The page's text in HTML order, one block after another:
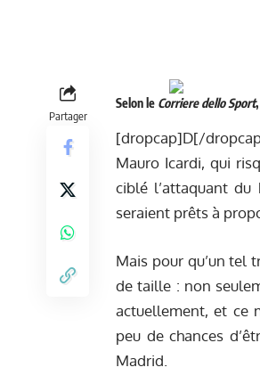
Partager
Selon le Corriere dello Sport
[dropcap]D[/
Mauro Icardi, qui
ciblé l’attaquant du
seraient prêts à
Mais pour qu’un tel
de taille : non
actuellement, et ce
peu de chances
Madrid.